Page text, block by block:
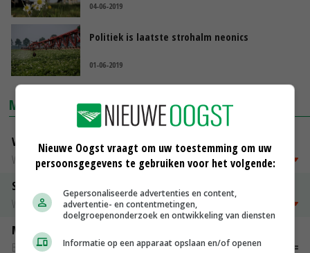
04-06-2019
Politiek is laatste strohalm neonics
01-06-2019
MARKTPRIJZEN
Vleeskuikens Barneveld tot 2000 gr
Weekcijfers
€ 1,09~ € 1,11
Slachtkippen Barneveld Moederdieren (> 3,5 kg)
Weekcijfers
Maat 48
Barneveld kooieieren
€ 7,15 € 0,00
Nieuwe Oogst vraagt om uw toestemming om uw
persoonsgegevens te gebruiken voor het volgende:
Gepersonaliseerde advertenties en content,
advertentie- en contentmetingen,
doelgroepenonderzoek en ontwikkeling van diensten
Informatie op een apparaat opslaan en/of openen